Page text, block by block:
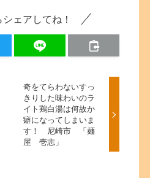
ェアしてね！
奇をてらわないすっ
きりした味わいのラ
イト鶏白湯は何故か
癖になってしまいま
す！ 尼崎市 「麺
屋 壱志」